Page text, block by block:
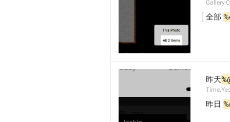
全部
昨天
昨日